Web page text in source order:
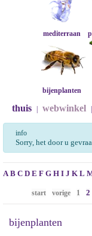
mediterraan
bijenplanten
thuis webwinkel
info
Sorry, het door u
A B C D E F G H I J K L
start vorige 1 2
bijenplanten